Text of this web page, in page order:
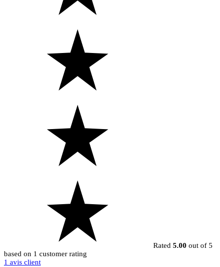
Rated 5.00 out of 5
based on 1 customer rating
1 avis client